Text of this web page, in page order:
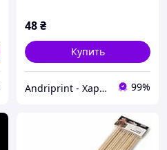
48₴
Купить
Andriprint - Харчовий друк та Все для свята 99%